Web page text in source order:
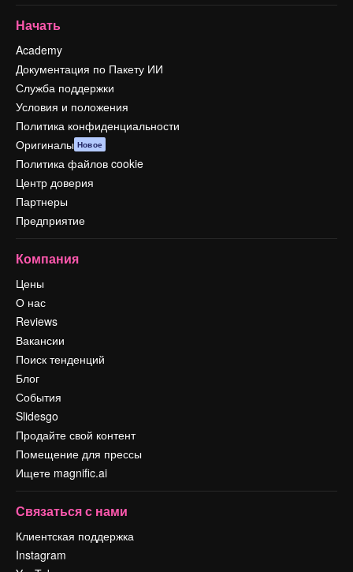
Начать
Academy
Документация по Пакету ИИ
Служба поддержки
Условия и положения
Политика конфиденциальности
Оригиналы Новое
Политика файлов cookie
Центр доверия
Партнеры
Предприятие
Компания
Цены
О нас
Reviews
Вакансии
Поиск тенденций
Блог
События
Slidesgo
Продайте свой контент
Помещение для прессы
Ищете magnific.ai
Связаться с нами
Клиентская поддержка
Instagram